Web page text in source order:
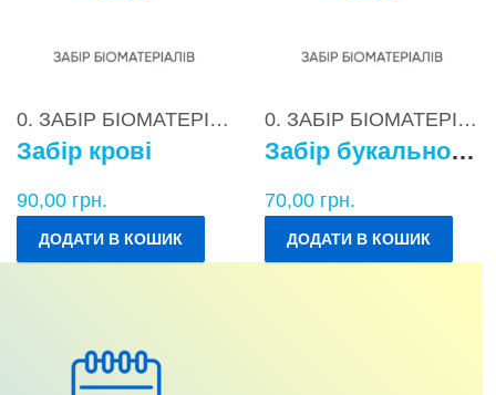
0. ЗАБІР БІОМАТЕРІАЛІВ
Забір крові
90,00 грн.
ДОДАТИ В КОШИК
0. ЗАБІР БІОМАТЕРІАЛІВ
Забір букального епітелію
70,00 грн.
ДОДАТИ В КОШИК